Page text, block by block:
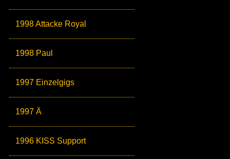
1998 Attacke Royal
1998 Paul
1997 Einzelgigs
1997 Ä
1996 KISS Support